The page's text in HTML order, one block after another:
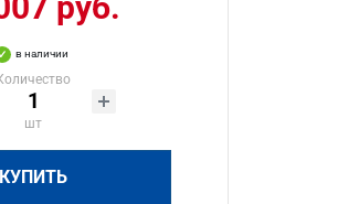
в наличии
шт
КУПИТЬ